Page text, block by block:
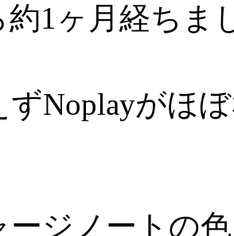
約1ヶ月経ちま
ずNoplayがほ
ージノートの